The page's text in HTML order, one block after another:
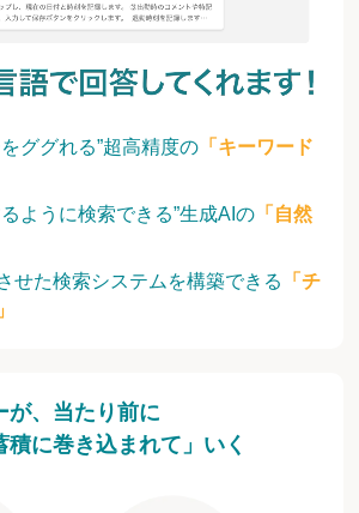
ググれる”超高精度の 「キーワード
ように検索できる”生成AIの 「自然
せた検索システムを構築できる
「チ
が、当たり前に
積に巻き込まれて」いく